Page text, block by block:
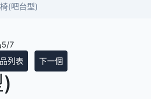
(吧台型)
5/7
列表 下一個